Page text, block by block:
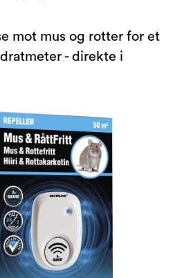
mot mus og rotter for et
- direkte i